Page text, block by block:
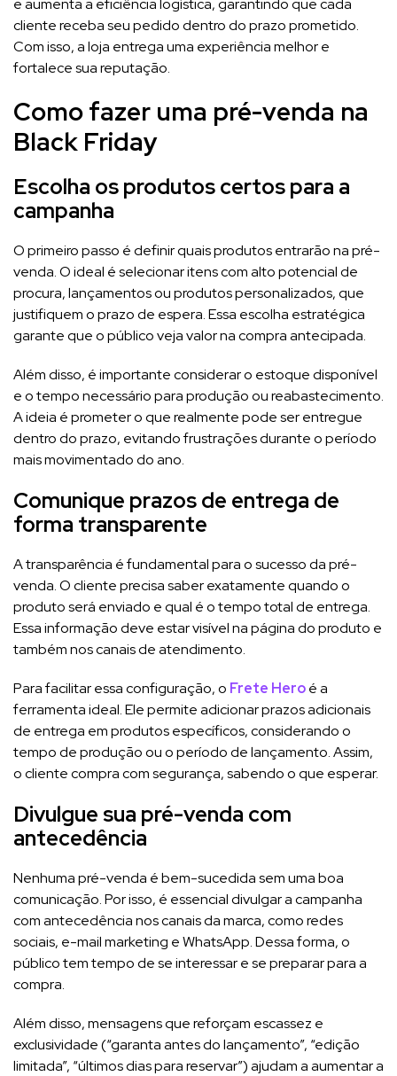
cliente receba seu pedido dentro do prazo prometido.
Com isso, a loja entrega uma experiência melhor e
fortalece sua reputação.
Como fazer uma pré-venda na
Black Friday
Escolha os produtos certos para a
campanha
O primeiro passo é definir quais produtos entrarão na pré-
venda. O ideal é selecionar itens com alto potencial de
procura, lançamentos ou produtos personalizados, que
justifiquem o prazo de espera. Essa escolha estratégica
garante que o público veja valor na compra antecipada.
Além disso, é importante considerar o estoque disponível
e o tempo necessário para produção ou reabastecimento.
A ideia é prometer o que realmente pode ser entregue
dentro do prazo, evitando frustrações durante o período
mais movimentado do ano.
Comunique prazos de entrega de
forma transparente
A transparência é fundamental para o sucesso da pré-
venda. O cliente precisa saber exatamente quando o
produto será enviado e qual é o tempo total de entrega.
Essa informação deve estar visível na página do produto e
também nos canais de atendimento.
Para facilitar essa configuração, o Frete Heroé a
ferramenta ideal. Ele permite adicionar prazos adicionais
de entrega em produtos específicos, considerando o
tempo de produção ou o período de lançamento. Assim,
o cliente compra com segurança, sabendo o que esperar.
Divulgue sua pré-venda com
antecedência
Nenhuma pré-venda é bem-sucedida sem uma boa
comunicação. Por isso, é essencial divulgar a campanha
com antecedência nos canais da marca, como redes
sociais, e-mail marketing e WhatsApp. Dessa forma, o
público tem tempo de se interessar e se preparar para a
compra.
Além disso, mensagens que reforçam escassez e
exclusividade (“garanta antes do lançamento”, “edição
limitada”, “últimos dias para reservar”) ajudam a aumentar a